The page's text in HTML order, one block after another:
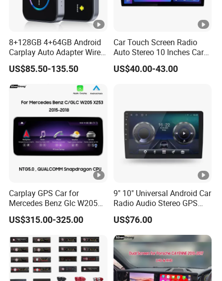
8+128GB 4+64GB Android
Carplay Auto Adapter Wired
to Wireless Smart Car Ai
Box
US$85.50-135.50
Car Touch Screen Radio
Auto Stereo 10 Inches Car
Radio for Android & Apple
Car DVD Player
US$40.00-43.00
Carplay GPS Car for
Mercedes Benz Glc W205
C260 C300 C63 V260 V
Class
US$315.00-325.00
9" 10" Universal Android Car
Radio Audio Stereo GPS
Navi Player A100 with
Carplay Auto A100
US$76.00